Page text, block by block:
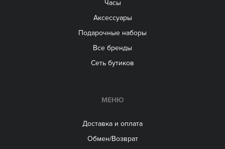
Часы
Аксессуары
Подарочные наборы
Все бренды
Сеть бутиков
МЕНЮ
Доставка и оплата
Обмен/Возврат